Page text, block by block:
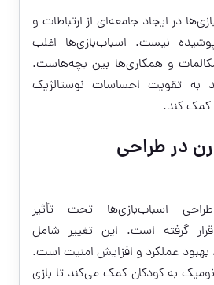
در ایجاد جامعه‌ای از ارتباطات و
نیست. اسباب‌بازی‌ها اغلب
و همکاری‌ها بین بچه‌هاست.
به تقویت احساسات نوستالژیک
کمک کند.
در طراحی
اسباب‌بازی‌ها تحت تأثیر
گرفته است. این تغییر شامل
بهبود عملکرد و افزایش امنیت است.
به کودکان کمک می‌کند تا بازی